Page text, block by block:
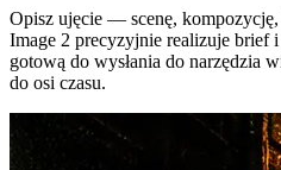
Opisz ujęcie — scenę,
Image 2 precyzyjnie realizuje brief
gotową do wysłania do narzędzia
do osi czasu.